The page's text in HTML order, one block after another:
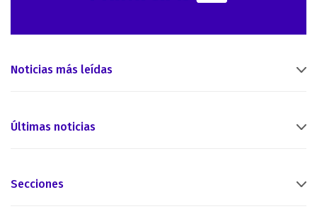
Noticias más leídas
Últimas noticias
Secciones